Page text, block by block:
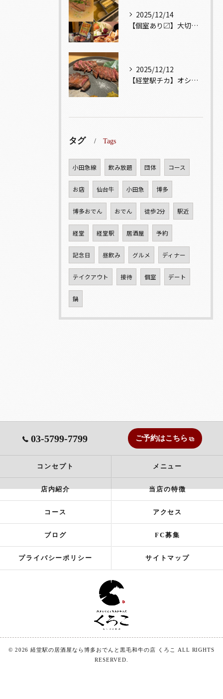
2025/12/14
【個室あり〼】大切な記念日、お祝い事でのご来店ぜひお待ちして...
2025/12/12
【経堂駅チカ】オシャレ居酒屋🏮自慢のお肉が楽しめる🐃お得なコ...
タグ Tags
小田急線 飲み放題 団体 コース
お店 仙台牛 小田急 博多
博多おでん おでん 徒歩2分 駅近
経堂 経堂駅 居酒屋 予約
記念日 昼飲み グルメ ディナー
テイクアウト 接待 個室 デート
鍋
03-5799-7799 ご予約はこちら
コンセプト メニュー
店内紹介 当店の特徴
コース アクセス
ブログ FC募集
プライバシーポリシー サイトマップ
© 2026 経堂駅の居酒屋なら博多おでんと黒毛和牛の店 くろこ ALL RIGHTS
RESERVED.